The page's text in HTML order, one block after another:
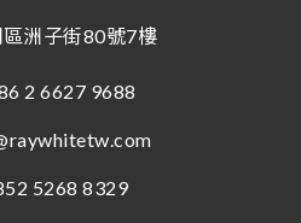
洲子街80號7樓
2 6627 9688
5268 8329